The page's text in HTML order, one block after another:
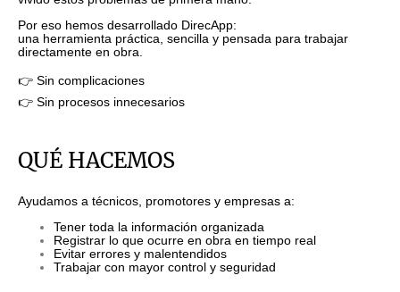
Por eso hemos desarrollado DirecApp:
una herramienta práctica, sencilla y pensada para trabajar
directamente en obra.
👉 Sin complicaciones
👉 Sin procesos innecesarios
QUÉ HACEMOS
Ayudamos a técnicos, promotores y empresas a:
Tener toda la información organizada
Registrar lo que ocurre en obra en tiempo real
Evitar errores y malentendidos
Trabajar con mayor control y seguridad